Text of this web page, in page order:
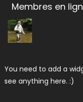
Membres en
You need to add a
see anything here. :)